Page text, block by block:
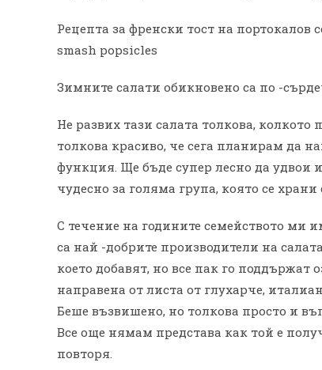
Рецепта за френски тост на
smash popsicles
Зимните салати обикновено са по -
Не развих тази салата толкова, колкото
толкова красиво, че сега планирам да
функция. Ще бъде супер лесно да удвои
чудесно за голяма група, която се
С течение на годините семейството ми
са най -добрите производители на
което добавят, но все пак го
направена от листа от глухарче,
Беше възвишено, но толкова просто и
Все още нямам представа как той е
повторя.